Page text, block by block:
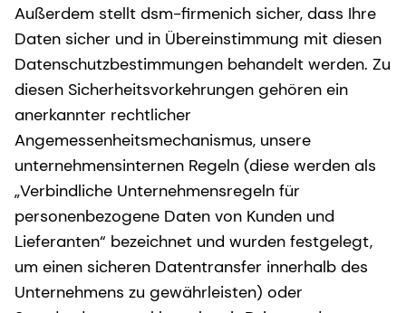
Außerdem stellt dsm-firmenich sicher, dass Ihre
Daten sicher und in Übereinstimmung mit diesen
Datenschutzbestimmungen behandelt werden. Zu
diesen Sicherheitsvorkehrungen gehören ein
anerkannter rechtlicher
Angemessenheitsmechanismus, unsere
unternehmensinternen Regeln (diese werden als
„Verbindliche Unternehmensregeln für
personenbezogene Daten von Kunden und
Lieferanten“ bezeichnet und wurden festgelegt,
um einen sicheren Datentransfer innerhalb des
Unternehmens zu gewährleisten) oder